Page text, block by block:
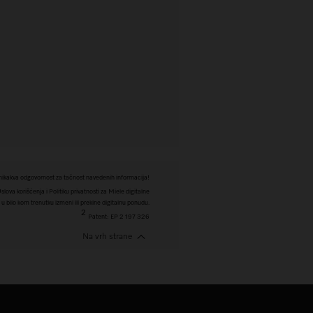
odgovornost za tačnost navedenih informacija!
korišćenja i Politiku privatnosti za Miele digitalne
bilo kom trenutku izmeni ili prekine digitalnu ponudu.
2
Patent: EP 2 197 326
Na vrh strane